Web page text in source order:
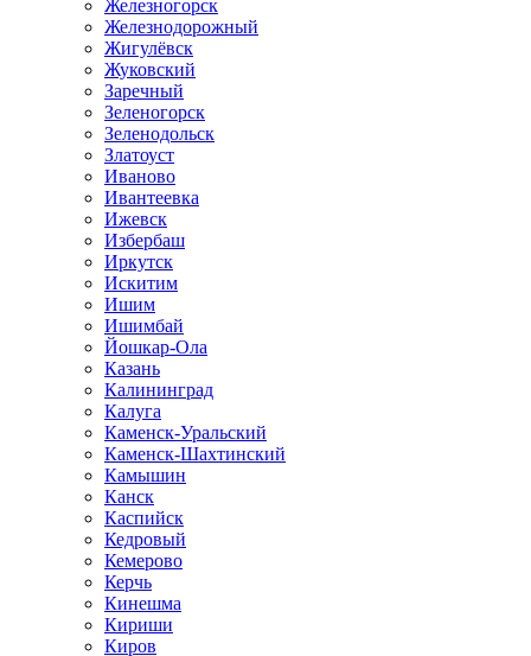
Железногорск
Железнодорожный
Жигулёвск
Жуковский
Заречный
Зеленогорск
Зеленодольск
Златоуст
Иваново
Ивантеевка
Ижевск
Избербаш
Иркутск
Искитим
Ишим
Ишимбай
Йошкар-Ола
Казань
Калининград
Калуга
Каменск-Уральский
Каменск-Шахтинский
Камышин
Канск
Каспийск
Кедровый
Кемерово
Керчь
Кинешма
Кириши
Киров